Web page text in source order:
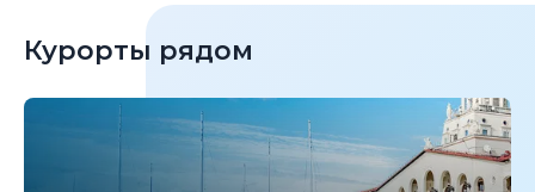
Курорты рядом